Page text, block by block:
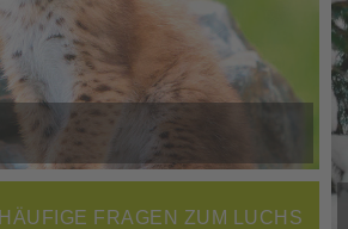
HÄUFIGE FRAGEN ZUM LUCHS